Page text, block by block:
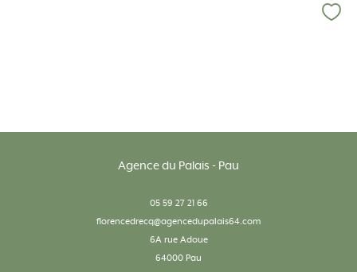
Agence du Palais - Pau
05 59 27 21 66
florencedrecq@agencedupalais64.com
6A rue Adoue
64000
pau